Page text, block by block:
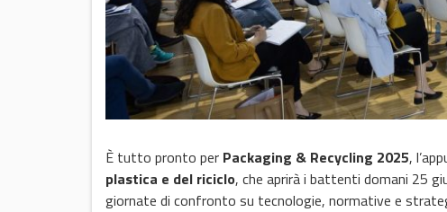
È tutto pronto per Packaging & Recycling 2025,
plastica e del riciclo, che aprirà i battenti domani 25
giornate di confronto su tecnologie, normative e